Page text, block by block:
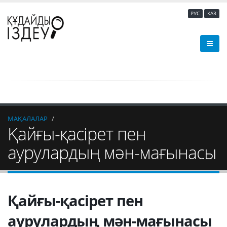
РУС КАЗ
МАҚАЛАЛАР
Қайғы-қасірет пен
аурулардың мән-мағынасы
Қайғы-қасірет пен
аурулардың мән-мағынасы